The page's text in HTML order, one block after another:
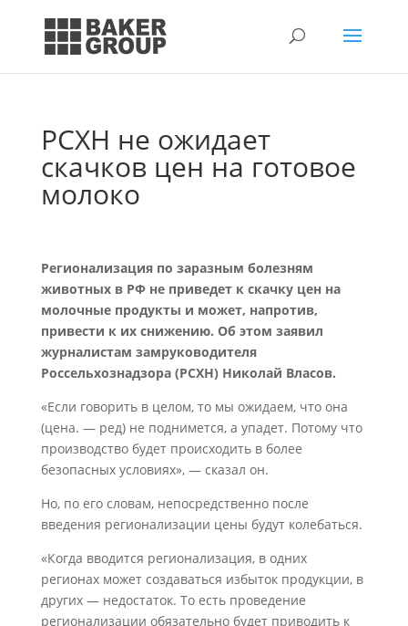
РСХН не ожидает
скачков цен на готовое
молоко
Регионализация по заразным болезням
животных в РФ не приведет к скачку цен на
молочные продукты и может, напротив,
привести к их снижению. Об этом заявил
журналистам замруководителя
Россельхознадзора (РСХН) Николай Власов.
«Если говорить в целом, то мы ожидаем, что она
(цена. — ред) не поднимется, а упадет. Потому что
производство будет происходить в более
безопасных условиях», — сказал он.
Но, по его словам, непосредственно после
введения регионализации цены будут колебаться.
«Когда вводится регионализация, в одних
регионах может создаваться избыток продукции, в
других — недостаток. То есть проведение
регионализации обязательно будет приводить к